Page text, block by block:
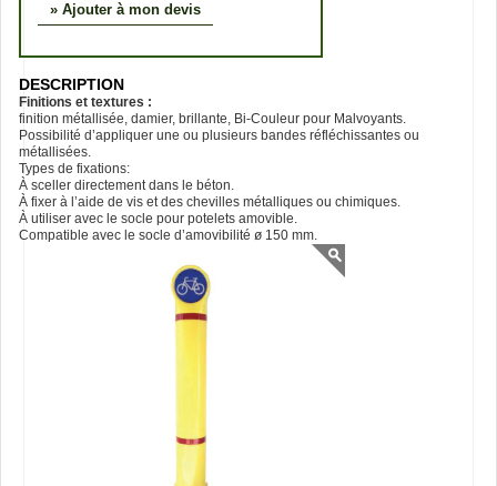
» Ajouter à mon devis
DESCRIPTION
Finitions et textures :
finition métallisée, damier, brillante, Bi-Couleur pour Malvoyants.
Possibilité d’appliquer une ou plusieurs bandes réfléchissantes ou
métallisées.
Types de fixations:
À sceller directement dans le béton.
À fixer à l’aide de vis et des chevilles métalliques ou chimiques.
À utiliser avec le socle pour potelets amovible.
Compatible avec le socle d’amovibilité ø 150 mm.